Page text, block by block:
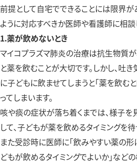
前提として自宅でできることには限界が
ように対応すべきか医師や看護師に相談
1.薬が飲めないとき
マイコプラズマ肺炎の治療は抗生物質が
と薬を飲むことが大切です。しかし、吐
に子どもに飲ませてしまうと「薬を飲む
ってしまいます。
咳や痰の症状が落ち着くまでは、様子
して、子どもが薬を飲めるタイミングを
また受診時に医師に「飲みやすい薬の形
どもが飲めるタイミングでよいか」などの